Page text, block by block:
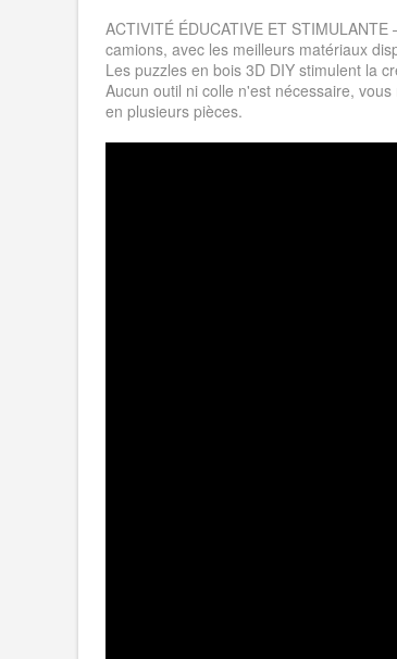
ACTIVITÉ ÉDUCATIVE ET
camions, avec les meilleurs matériaux
Les puzzles en bois 3D DIY stimulent la
Aucun outil ni colle n'est nécessaire,
en plusieurs pièces.